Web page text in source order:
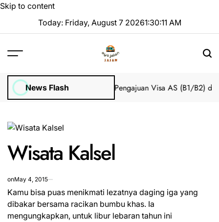
Skip to content
Today: Friday, August 7 20261:30:11 AM
News Flash
2025 Tanpa Stres Bantuan Pengajuan Visa AS (B1/B2) dari
Wisata Kalsel
onMay 4, 2015
Kamu bisa puas menikmati lezatnya daging iga yang
dibakar bersama racikan bumbu khas. Ia
mengungkapkan, untuk libur lebaran tahun ini